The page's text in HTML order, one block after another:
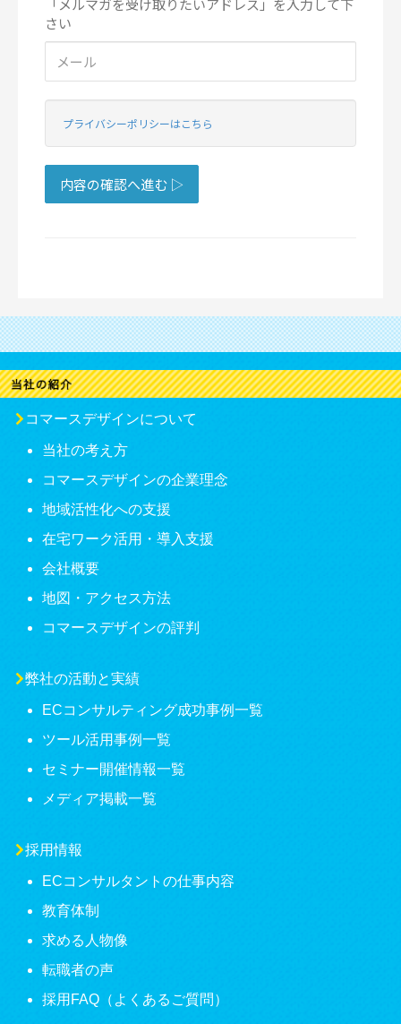
コマースデザインについて
当社の考え方
コマースデザインの企業理念
地域活性化への支援
在宅ワーク活用・導入支援
会社概要
地図・アクセス方法
コマースデザインの評判
弊社の活動と実績
ECコンサルティング成功事例一覧
ツール活用事例一覧
セミナー開催情報一覧
メディア掲載一覧
採用情報
ECコンサルタントの仕事内容
教育体制
求める人物像
転職者の声
採用FAQ（よくあるご質問）